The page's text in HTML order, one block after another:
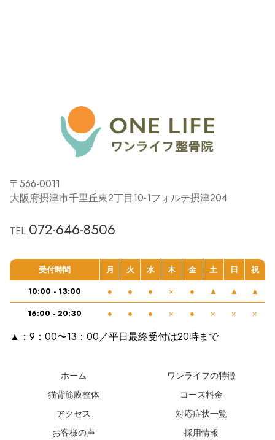
〒566-0011
大阪府摂津市千里丘東2丁目10-1フォルテ摂津204
TEL.072-646-8506
受付時間 月 火 水 木 金 土 日
祝
10:00 - 13:00
● ● ● × ● ▲ ▲
▲
16:00 - 20:30
● ● ● × ● × × ×
▲：9：00〜13：00／平日最終受付は20時まで
ホーム
ワンライフの特徴
猫背筋膜整体
コース料金
アクセス
対応症状一覧
お客様の声
採用情報